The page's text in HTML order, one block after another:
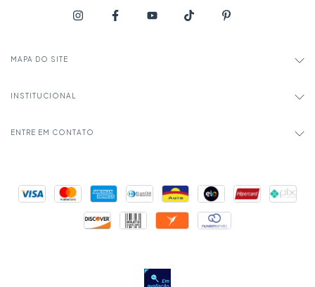
MAPA DO SITE
INSTITUCIONAL
ENTRE EM CONTATO